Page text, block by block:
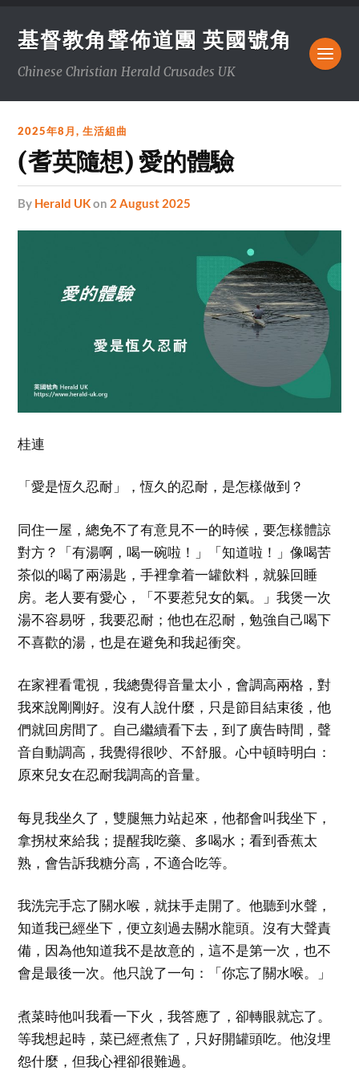
基督教角聲佈道團 英國號角
Chinese Christian Herald Crusades UK
2025年8月,生活組曲
(耆英隨想) 愛的體驗
by Herald UKon 2 August 2025
桂連
「愛是恆久忍耐」，恆久的忍耐，是怎樣做到？
同住一屋，總免不了有意見不一的時候，要怎樣體諒
對方？「有湯啊，喝一碗啦！」「知道啦！」像喝苦
茶似的喝了兩湯匙，手裡拿着一罐飲料，就躲回睡
房。老人要有愛心，「不要惹兒女的氣。」我煲一次
湯不容易呀，我要忍耐；他也在忍耐，勉強自己喝下
不喜歡的湯，也是在避免和我起衝突。
在家裡看電視，我總覺得音量太小，會調高兩格，對
我來說剛剛好。沒有人說什麼，只是節目結束後，他
們就回房間了。自己繼續看下去，到了廣告時間，聲
音自動調高，我覺得很吵、不舒服。心中頓時明白：
原來兒女在忍耐我調高的音量。
每見我坐久了，雙腿無力站起來，他都會叫我坐下，
拿拐杖來給我；提醒我吃藥、多喝水；看到香蕉太
熟，會告訴我糖分高，不適合吃等。
我洗完手忘了關水喉，就抹手走開了。他聽到水聲，
知道我已經坐下，便立刻過去關水龍頭。沒有大聲責
備，因為他知道我不是故意的，這不是第一次，也不
會是最後一次。他只說了一句：「你忘了關水喉。」
煮菜時他叫我看一下火，我答應了，卻轉眼就忘了。
等我想起時，菜已經煮焦了，只好開罐頭吃。他沒埋
怨什麼，但我心裡卻很難過。